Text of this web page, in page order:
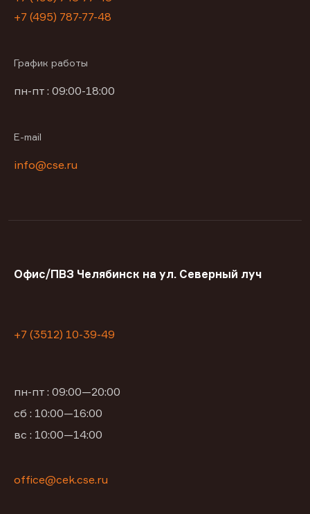
+7 (495) 787-77-48
График работы
пн-пт : 09:00-18:00
E-mail
info@cse.ru
Офис/ПВЗ Челябинск на ул. Северный луч
+7 (3512) 10-39-49
пн-пт : 09:00—20:00
сб : 10:00—16:00
вс : 10:00—14:00
office@cek.cse.ru